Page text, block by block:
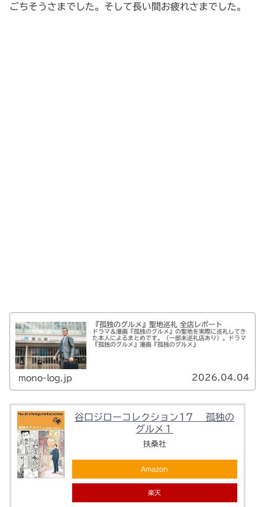
ごちそうさまでした。そして長い間お疲れさまでした。
『孤独のグルメ』聖地巡礼 全店レポート
ドラマ＆漫画『孤独のグルメ』の聖地を実際に巡礼してき
た本人によるまとめです。（一部未巡礼店あり）。ドラマ
『孤独のグルメ』漫画『孤独のグルメ』
mono-log.jp 2026.04.04
谷口ジローコレクション17 孤独の
グルメ１
扶桑社
Amazon
楽天